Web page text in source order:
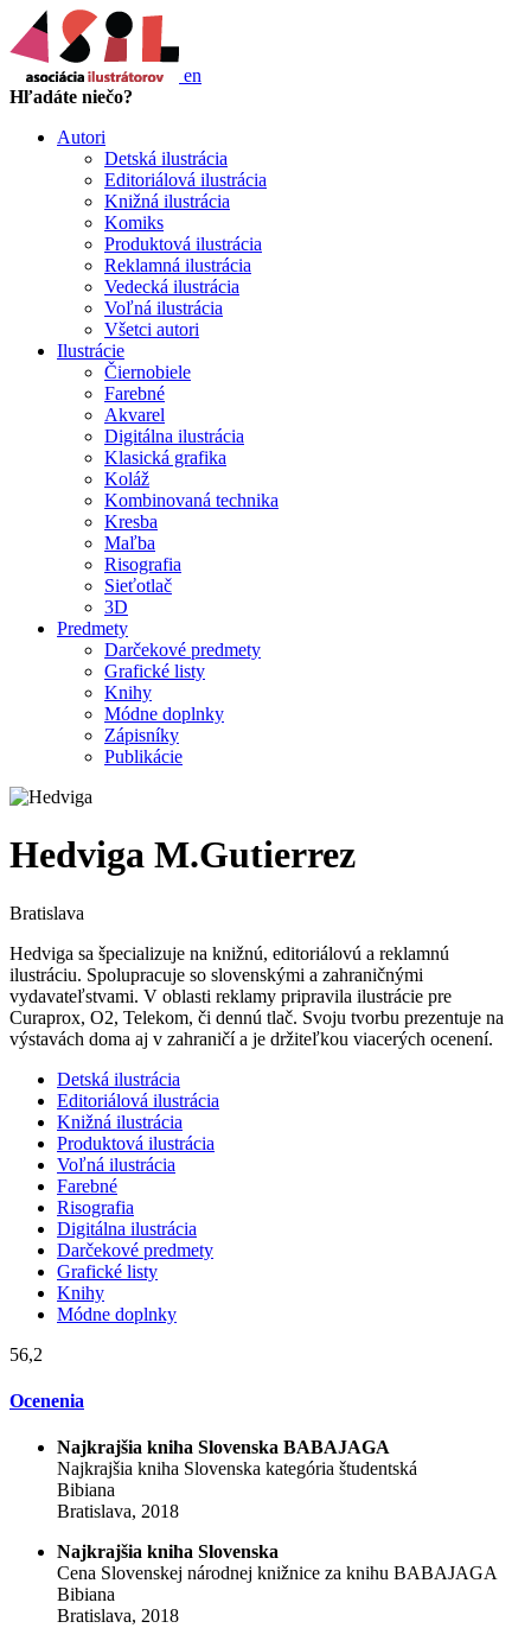
en
Hľadáte niečo?
Autori
Detská ilustrácia
Editoriálová ilustrácia
Knižná ilustrácia
Komiks
Produktová ilustrácia
Reklamná ilustrácia
Vedecká ilustrácia
Voľná ilustrácia
Všetci autori
Ilustrácie
Čiernobiele
Farebné
Akvarel
Digitálna ilustrácia
Klasická grafika
Koláž
Kombinovaná technika
Kresba
Maľba
Risografia
Sieťotlač
3D
Predmety
Darčekové predmety
Grafické listy
Knihy
Módne doplnky
Zápisníky
Publikácie
Hedviga M.Gutierrez
Bratislava
Hedviga sa špecializuje na knižnú, editoriálovú a reklamnú
ilustráciu. Spolupracuje so slovenskými a zahraničnými
vydavateľstvami. V oblasti reklamy pripravila ilustrácie pre
Curaprox, O2, Telekom, či dennú tlač. Svoju tvorbu prezentuje na
výstavách doma aj v zahraničí a je držiteľkou viacerých ocenení.
Detská ilustrácia
Editoriálová ilustrácia
Knižná ilustrácia
Produktová ilustrácia
Voľná ilustrácia
Farebné
Risografia
Digitálna ilustrácia
Darčekové predmety
Grafické listy
Knihy
Módne doplnky
56,2
Ocenenia
Najkrajšia kniha Slovenska BABAJAGA
Najkrajšia kniha Slovenska kategória študentská
Bibiana
Bratislava, 2018
Najkrajšia kniha Slovenska
Cena Slovenskej národnej knižnice za knihu BABAJAGA
Bibiana
Bratislava, 2018